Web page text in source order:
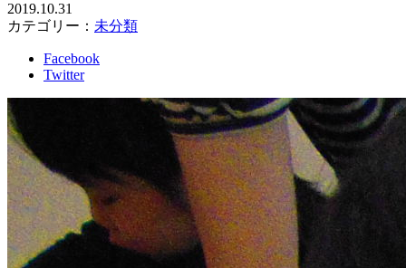
2019.10.31
カテゴリー： 未分類
Facebook
Twitter